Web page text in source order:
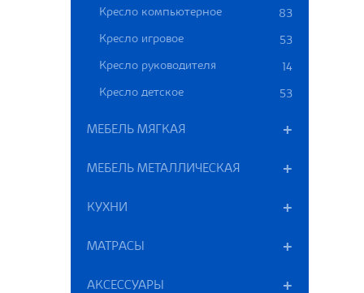
Кресло компьютерное 83
Кресло игровое 53
Кресло руководителя 14
Кресло детское 53
МЕБЕЛЬ МЯГКАЯ
МЕБЕЛЬ МЕТАЛЛИЧЕСКАЯ
КУХНИ
МАТРАСЫ
АКСЕССУАРЫ